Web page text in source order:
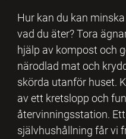
Hur kan du kan
vad du äter? Tora
hjälp av kompost och
närodlad mat och
skörda utanför huset.
av ett kretslopp och
återvinningsstation.
självhushållning får vi